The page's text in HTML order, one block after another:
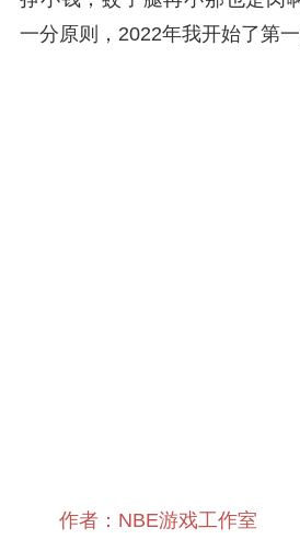
一分原则，2022年我开始了第一
作者：NBE游戏工作室